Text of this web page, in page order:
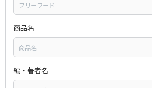
商品名
編・著者名